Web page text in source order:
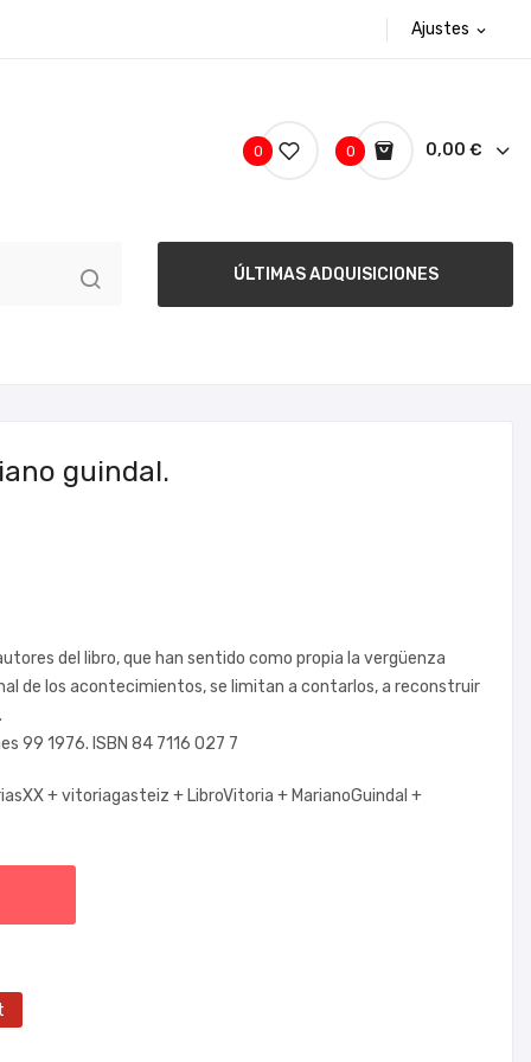
Ajustes expand_more
0 0,00 €
0
ÚLTIMAS ADQUISICIONES
guindal.
del libro, que han sentido como propia la vergüenza
de los acontecimientos, se limitan a contarlos, a reconstruir
99 1976. ISBN 84 7116 027 7
+vitoriagasteiz + LibroVitoria + MarianoGuindal +